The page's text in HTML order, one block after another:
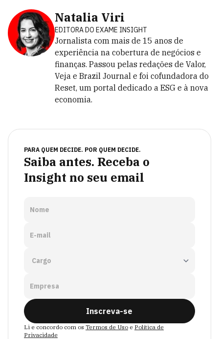
Natalia Viri
EDITORA DO EXAME INSIGHT
Jornalista com mais de 15 anos de
experiência na cobertura de negócios e
finanças. Passou pelas redações de Valor,
Veja e Brazil Journal e foi cofundadora do
Reset, um portal dedicado a ESG e à nova
economia.
PARA QUEM DECIDE. POR QUEM DECIDE.
Saiba antes. Receba o
Insight no seu email
Nome
E-mail
Empresa
Inscreva-se
Li e concordo com os Termos de Uso e Política de
Privacidade